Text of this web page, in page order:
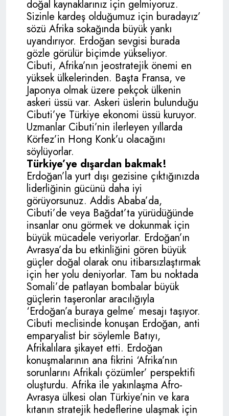
doğal kaynaklarınız için gelmiyoruz.
Sizinle kardeş olduğumuz için buradayız’
sözü Afrika sokağında büyük yankı
uyandırıyor. Erdoğan sevgisi burada
gözle görülür biçimde yükseliyor.
Cibuti, Afrika’nın jeostratejik önemi en
yüksek ülkelerinden. Başta Fransa, ve
Japonya olmak üzere pekçok ülkenin
askeri üssü var. Askeri üslerin bulunduğu
Cibuti’ye Türkiye ekonomi üssü kuruyor.
Uzmanlar Cibuti’nin ilerleyen yıllarda
Körfez’in Hong Konk’u olacağını
söylüyorlar.
Türkiye’ye dışardan bakmak!
Erdoğan’la yurt dışı gezisine çıktığınızda
liderliğinin gücünü daha iyi
görüyorsunuz. Addis Ababa’da,
Cibuti’de veya Bağdat’ta yürüdüğünde
insanlar onu görmek ve dokunmak için
büyük mücadele veriyorlar. Erdoğan’ın
Avrasya’da bu etkinliğini gören büyük
güçler doğal olarak onu itibarsızlaştırmak
için her yolu deniyorlar. Tam bu noktada
Somali’de patlayan bombalar büyük
güçlerin taşeronlar aracılığıyla
‘Erdoğan’a buraya gelme’ mesajı taşıyor.
Cibuti meclisinde konuşan Erdoğan, anti
emparyalist bir söylemle Batıyı,
Afrikalılara şikayet etti. Erdoğan
konuşmalarının ana fikrini ‘Afrika’nın
sorunlarını Afrikalı çözümler’ perspektifi
oluşturdu. Afrika ile yakınlaşma Afro-
Avrasya ülkesi olan Türkiye’nin ve kara
kıtanın stratejik hedeflerine ulaşmak için